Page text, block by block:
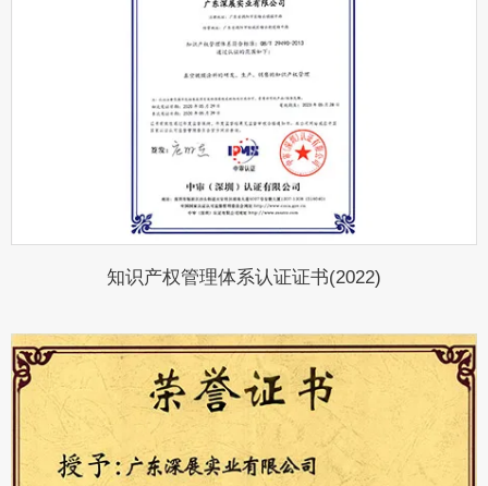
知识产权管理体系认证证书(2022)